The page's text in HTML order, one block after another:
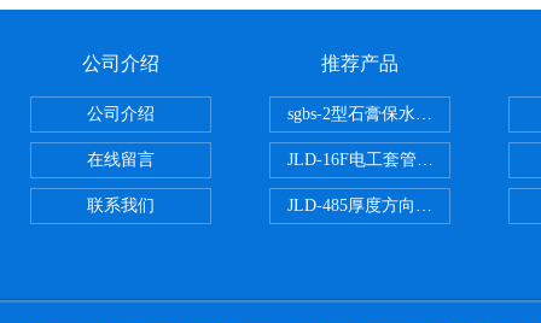
公司介绍
公司介绍
在线留言
联系我们
推荐产品
sgbs-2型石膏保水率测定仪粉刷
JLD-16F电工套管恒温水浴管材
JLD-485厚度方向性钢板拉伸试验